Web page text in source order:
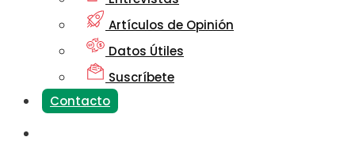
Artículos de Opinión
Datos Útiles
Suscríbete
Contacto